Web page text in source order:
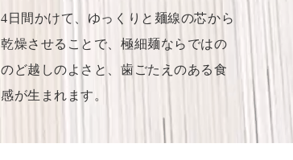
4日間かけて、ゆっくりと麺線の芯から
乾燥させることで、極細麺ならではの
のど越しのよさと、歯ごたえのある食
感が生まれます。